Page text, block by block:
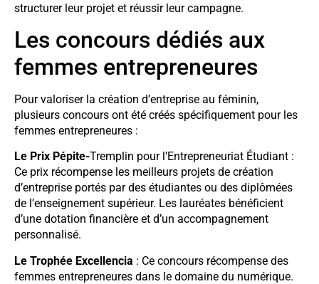
structurer leur projet et réussir leur campagne.
Les concours dédiés aux
femmes entrepreneures
Pour valoriser la création d’entreprise au féminin,
plusieurs concours ont été créés spécifiquement pour les
femmes entrepreneures :
Le Prix Pépite-Tremplin pour l’Entrepreneuriat Étudiant :
Ce prix récompense les meilleurs projets de création
d’entreprise portés par des étudiantes ou des diplômées
de l’enseignement supérieur. Les lauréates bénéficient
d’une dotation financière et d’un accompagnement
personnalisé.
Le Trophée Excellencia : Ce concours récompense des
femmes entrepreneures dans le domaine du numérique.